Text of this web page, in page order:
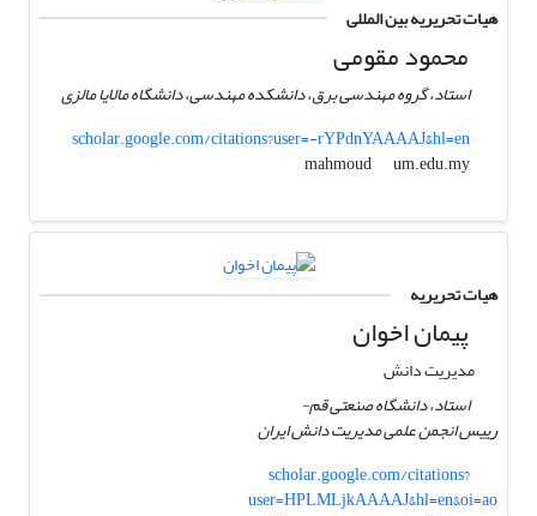
هیات تحریریه بین المللی
محمود مقومی
استاد، گروه مهندسی برق، دانشکده مهندسی، دانشگاه مالایا مالزی
scholar.google.com/citations?user=-rYPdnYAAAAJ&hl=en
mahmoud
um.edu.my
هیات تحریریه
پیمان اخوان
مدیریت دانش
استاد، دانشگاه صنعتی قم-
رییس انجمن علمی مدیریت دانش ایران
scholar.google.com/citations?
user=HPLMLjkAAAAJ&hl=en&oi=ao